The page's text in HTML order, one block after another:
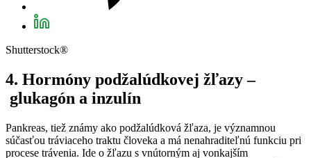
Shutterstock®
4. Hormóny podžalúdkovej žľazy –
glukagón a inzulín
Pankreas, tiež známy ako podžalúdková žľaza, je významnou
súčasťou tráviaceho traktu človeka a má nenahraditeľnú funkciu pri
procese trávenia. Ide o žľazu s vnútorným aj vonkajším